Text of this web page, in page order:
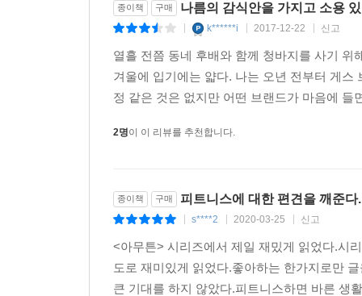
종이책 구매 나름의 감식안을 가지고 소용
k******i 2017-12-22 신고
열흘 전쯤 동네 후배와 함께 청바지를 사기
겨울에 입기에는 얇다. 나는 오년 전부터 게
정 같은 것은 없지만 어떤 브랜드가 마음에
2명이 이 리뷰를 추천합니다.
종이책 구매 피트니스에 대한 편견을 깨준다.
s****2 2020-03-25 신고
<아무튼> 시리즈에서 제일 재밌게 읽었다.시
도로 재미있게 읽었다.좋아하는 한가지로만
큰 기대를 하지 않았다.피트니스하면 바른 생